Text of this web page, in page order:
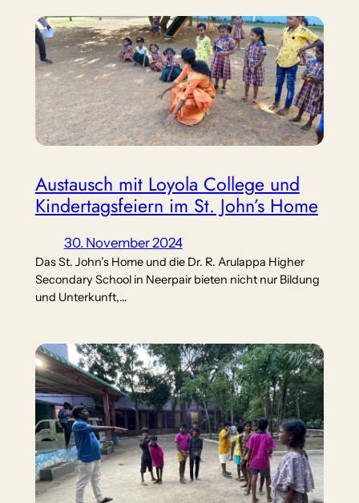
Austausch mit Loyola College und
Kindertagsfeiern im St. John’s Home
30. November 2024
Das St. John’s Home und die Dr. R. Arulappa Higher
Secondary School in Neerpair bieten nicht nur Bildung
und Unterkunft,…